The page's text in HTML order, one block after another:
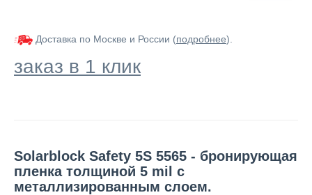
Доставка по Москве и России (подробнее).
заказ в 1 клик
Solarblock Safety 5S 5565 - бронирующая
пленка толщиной 5 mil с
металлизированным слоем.